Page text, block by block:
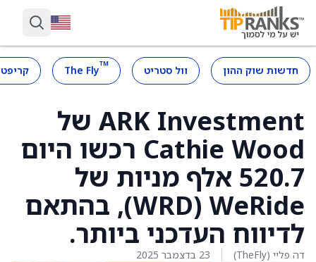
חדשות שוק ההון וול סטריט ™
The Fly
ARK Investment של
Cathie Wood רכשו היום
520.7 אלף מניות של
WeRide‏ (WRD), בהתאם
לדיווח העדכני ביותר.
דה פליי (TheFly) 23 בדצמבר 2025